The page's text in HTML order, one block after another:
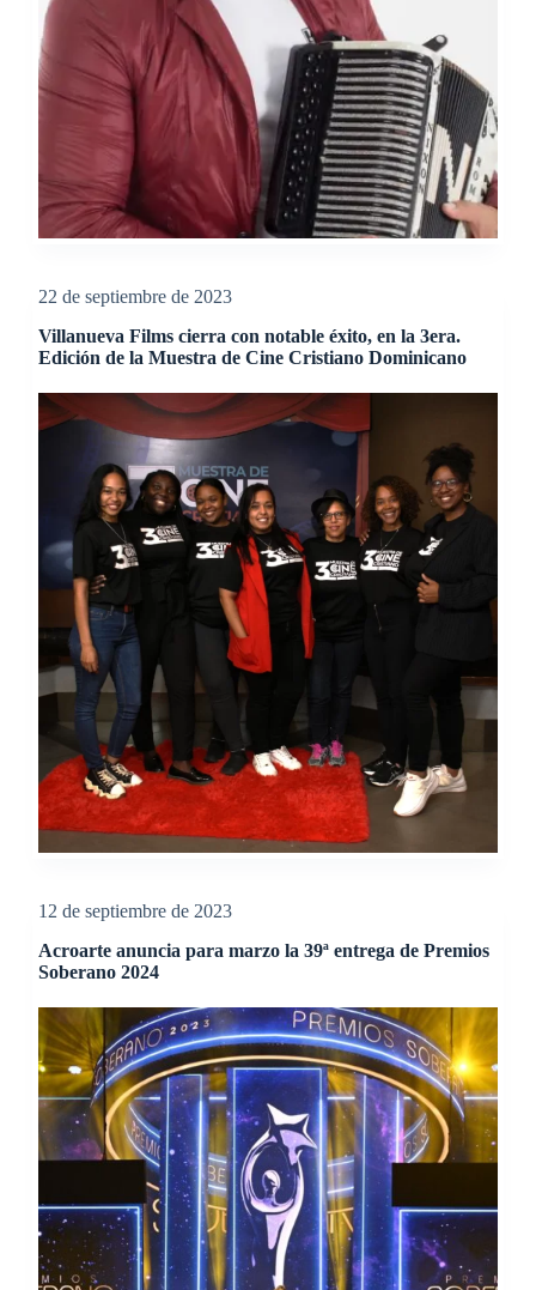
22 de septiembre de 2023
Villanueva Films cierra con notable éxito, en la 3era.
Edición de la Muestra de Cine Cristiano Dominicano
12 de septiembre de 2023
Acroarte anuncia para marzo la 39ª entrega de Premios
Soberano 2024